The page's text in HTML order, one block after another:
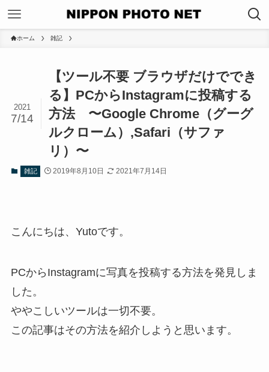
ホーム 雑記
【ツール不要 ブラウザだけででき
る】PCからInstagramに投稿する
方法 〜Google Chrome（グーグ
ルクローム）,Safari（サファ
リ）〜
2021
7/14
雑記 2019年8月10日 2021年7月14日
こんにちは、Yutoです。
PCからInstagramに写真を投稿する方法を発見しま
した。
ややこしいツールは一切不要。
この記事はその方法を紹介しようと思います。